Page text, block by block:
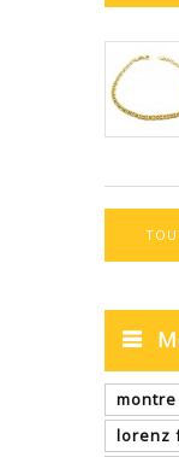
montre
lorenz